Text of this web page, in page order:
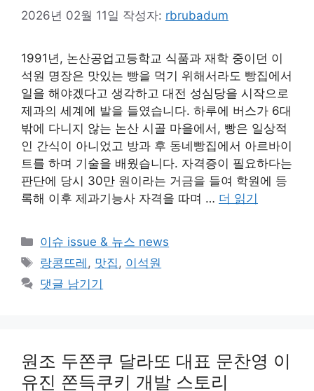
2026년 02월 11일 작성자: rbrubadum
1991년, 논산공업고등학교 식품과 재학 중이던 이
석원 명장은 맛있는 빵을 먹기 위해서라도 빵집에서
일을 해야겠다고 생각하고 대전 성심당을 시작으로
제과의 세계에 발을 들였습니다. 하루에 버스가 6대
밖에 다니지 않는 논산 시골 마을에서, 빵은 일상적
인 간식이 아니었고 방과 후 동네빵집에서 아르바이
트를 하며 기술을 배웠습니다. 자격증이 필요하다는
판단에 당시 30만 원이라는 거금을 들여 학원에 등
록해 이후 제과기능사 자격을 따며 … 더 읽기
카
테
고
리
이슈 issue & 뉴스 news
태
그
랑콩뜨레 , 맛집 , 이석원
댓글 남기기
원조 두쫀쿠 달라또 대표 문찬영 이
유진 쫀득쿠키 개발 스토리